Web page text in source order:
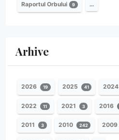
Raportul Orbului 9 …
Arhive
2026 19 2025 41 2024
2022 11 2021 3 2016
2011 3 2010 242 2009